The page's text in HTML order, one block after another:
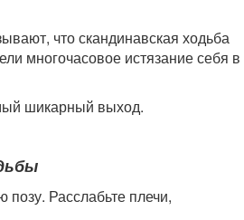
что скандинавская ходьба
многочасовое истязание себя в
шикарный выход.
Расслабьте плечи,